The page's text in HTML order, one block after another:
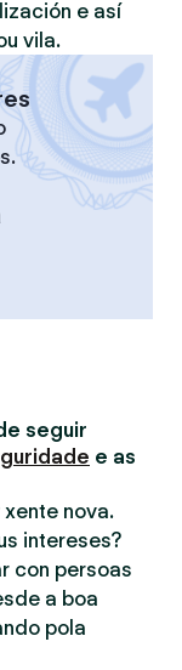
e así
vila.
seguir
e as
nova.
intereses?
con persoas
a boa
pola